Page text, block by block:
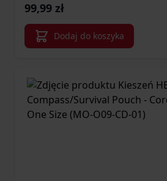
99,99 zł
Dodaj do koszyka